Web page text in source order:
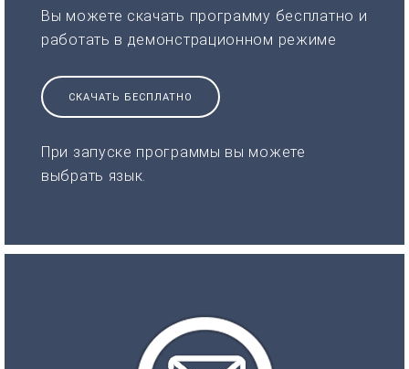
Вы можете скачать программу бесплатно и
работать в демонстрационном режиме
СКАЧАТЬ БЕСПЛАТНО
При запуске программы вы можете
выбрать язык.